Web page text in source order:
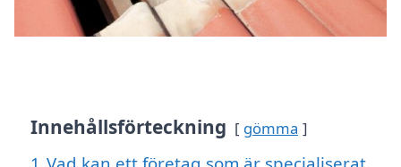
Innehållsförteckning gömma